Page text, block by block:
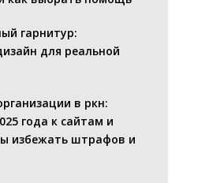
гарнитур:
для реальной
в ркн:
года к сайтам и
избежать штрафов и